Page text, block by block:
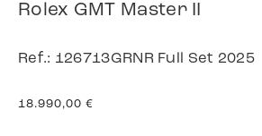
Rolex GMT Master II
Ref.: 126713GRNR Full Set 2025
18.990,00 €